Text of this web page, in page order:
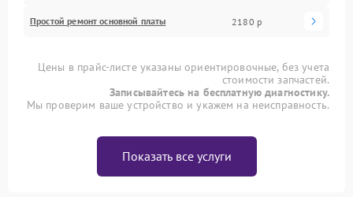
Простой ремонт основной платы 2180 р
Цены в прайс-листе указаны ориентировочные, без учета
стоимости запчастей.
Записывайтесь на бесплатную диагностику.
Мы проверим ваше устройство и укажем на неисправность.
Показать все услуги